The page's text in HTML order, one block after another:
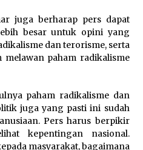
juga berharap pers dapat
besar untuk opini yang
dan terorisme, serta
paham radikalisme
paham radikalisme dan
juga yang pasti ini sudah
Pers harus berpikir
kepentingan nasional.
masyarakat, bagaimana